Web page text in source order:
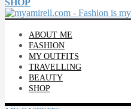
SHOP
ABOUT ME
FASHION
MY OUTFITS
TRAVELLING
BEAUTY
SHOP